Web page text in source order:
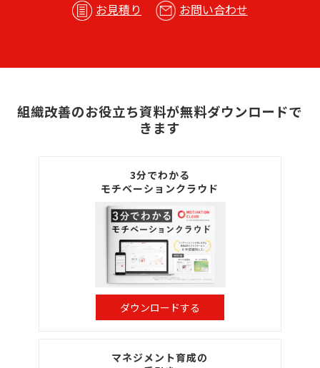
お見積り お問い合わせ
組織改善のお役立ち資料が無料ダウンロードで
きます
3分でわかる
モチベーションクラウド
ダウンロードする
マネジメント育成の